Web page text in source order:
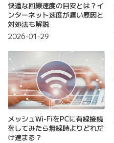
快適な回線速度の目安とは？イ
ンターネット速度が遅い原因と
対処法も解説
2026-01-29
メッシュWi-FiをPCに有線接続
をしてみたら無線時よりどれだ
け速まる？